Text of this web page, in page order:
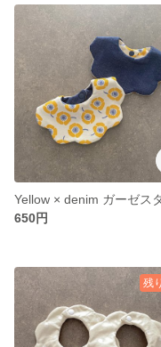
Yellow × denim ガーゼス
650円
残